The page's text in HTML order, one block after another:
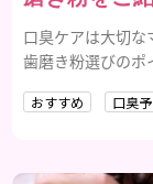
口臭ケアは大切な
歯磨き粉選びのポ
おすすめ 口臭